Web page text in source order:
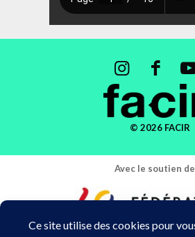
© 2026 FACIR
Avec le soutien de